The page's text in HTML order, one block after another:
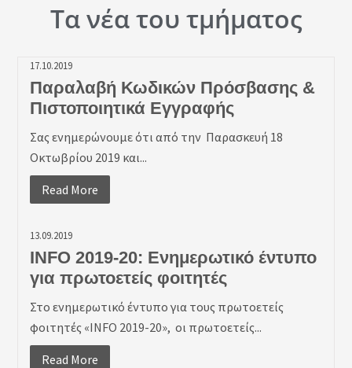
Τα νέα του τμήματος
17.10.2019
Παραλαβή Κωδικών Πρόσβασης &
Πιστοποιητικά Εγγραφής
Σας ενημερώνουμε ότι από την Παρασκευή 18
Οκτωβρίου 2019 και...
Read More
13.09.2019
INFO 2019-20: Ενημερωτικό έντυπο
για πρωτοετείς φοιτητές
Στο ενημερωτικό έντυπο για τους πρωτοετείς
φοιτητές «INFO 2019-20», οι πρωτοετείς...
Read More